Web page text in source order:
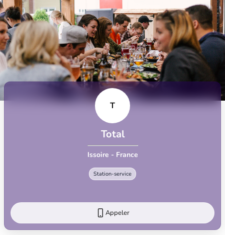
T
Total
Issoire - France
Station-service
Appeler